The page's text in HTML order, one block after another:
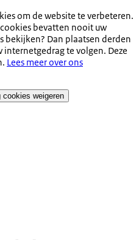
om de website te verbeteren.
bevatten nooit uw
bekijken? Dan plaatsen derden
te volgen. Deze
Lees meer over ons
cookies weigeren